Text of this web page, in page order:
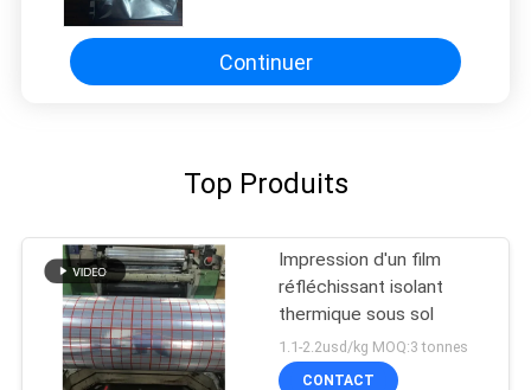
Continuer
Top Produits
Impression d'un film
réfléchissant isolant
thermique sous sol
1.1-2.2usd/kg MOQ:3 tonnes
CONTACT